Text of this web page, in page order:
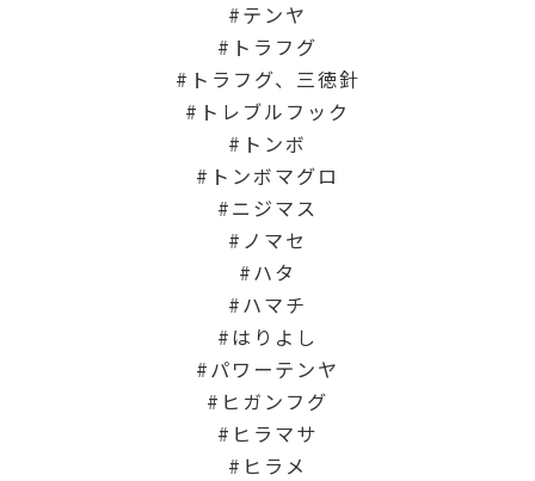
テンヤ
トラフグ
トラフグ、三徳針
トレブルフック
トンボ
トンボマグロ
ニジマス
ノマセ
ハタ
ハマチ
はりよし
パワーテンヤ
ヒガンフグ
ヒラマサ
ヒラメ